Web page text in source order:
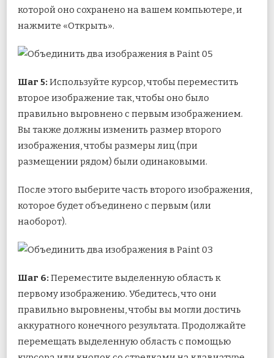
которой оно сохранено на вашем компьютере, и
нажмите «Открыть».
Шаг 5: Используйте курсор, чтобы переместить
второе изображение так, чтобы оно было
правильно выровнено с первым изображением.
Вы также должны изменить размер второго
изображения, чтобы размеры лиц (при
размещении рядом) были одинаковыми.
После этого выберите часть второго изображения,
которое будет объединено с первым (или
наоборот).
Шаг 6: Переместите выделенную область к
первому изображению. Убедитесь, что они
правильно выровнены, чтобы вы могли достичь
аккуратного конечного результата. Продолжайте
перемещать выделенную область с помощью